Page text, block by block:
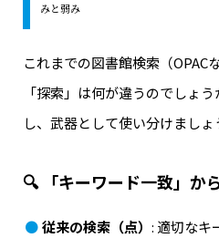
みと弱み
これまでの図書館検索（OPAC
「探索」は何が違うのでしょ
し、武器として使い分けましょ
🔍 「キーワード一致」か
従来の検索（点） : 適切なキ